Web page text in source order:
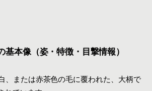
マナーと敬意
マラヤの物語
基本像（姿・特徴・目撃情報）
、または赤茶色の毛に覆われた、大柄で